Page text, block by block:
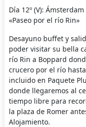
Día 12º (V):
«Paseo por el río Rin»
Desayuno buffet y
poder visitar su bella
río Rin a Boppard
crucero por el río
incluido en Paquete
donde llegaremos al
tiempo libre para
la plaza de Romer
Alojamiento.